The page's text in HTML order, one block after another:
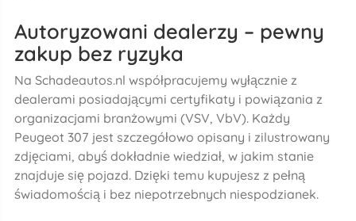
Autoryzowani dealerzy – pewny
zakup bez ryzyka
Na Schadeautos.nl współpracujemy wyłącznie z
dealerami posiadającymi certyfikaty i powiązania z
organizacjami branżowymi (VSV, VbV). Każdy
Peugeot 307 jest szczegółowo opisany i zilustrowany
zdjęciami, abyś dokładnie wiedział, w jakim stanie
znajduje się pojazd. Dzięki temu kupujesz z pełną
świadomością i bez niepotrzebnych niespodzianek.